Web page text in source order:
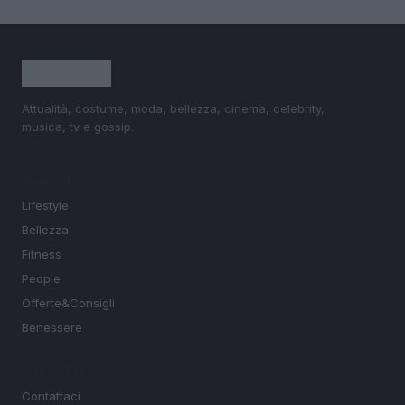
Attualità, costume, moda, bellezza, cinema, celebrity,
musica, tv e gossip.
Lifestyle
Bellezza
Fitness
People
Offerte&Consigli
Benessere
Contattaci